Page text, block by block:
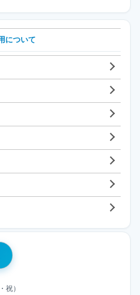
について
祝）